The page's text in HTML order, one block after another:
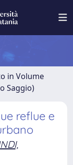
in Volume
Saggio)
reflue e